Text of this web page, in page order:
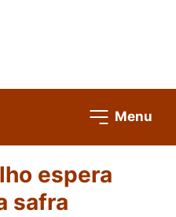
Menu
espera
safra